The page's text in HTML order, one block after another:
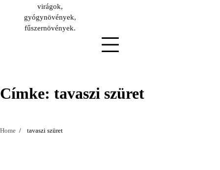
virágok,
gyógynövények,
fűszernövények.
Címke: tavaszi szüret
Home tavaszi szüret